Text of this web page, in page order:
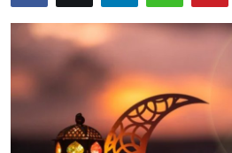
DUALAR
KİMDİR?
DİNİ MESAJLAR